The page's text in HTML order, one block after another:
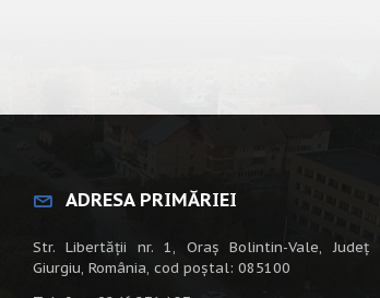
ADRESA PRIMĂRIEI
Str. Libertății nr. 1, Oraș Bolintin-Vale, Județ
Giurgiu, România, cod poștal: 085100